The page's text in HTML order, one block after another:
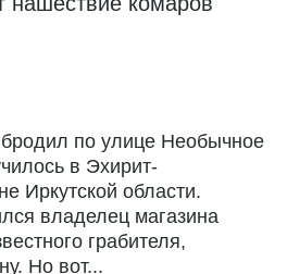
по улице Необычное
в Эхирит-
Иркутской области.
владелец магазина
грабителя,
Но вот...